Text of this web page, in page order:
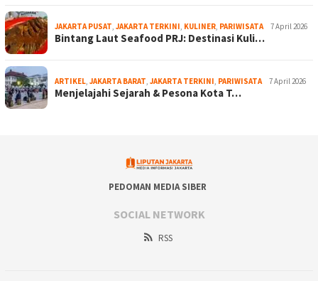
JAKARTA PUSAT, JAKARTA TERKINI, KULINER, PARIWISATA 7 April 2026
Bintang Laut Seafood PRJ: Destinasi Kuli…
ARTIKEL, JAKARTA BARAT, JAKARTA TERKINI, PARIWISATA 7 April 2026
Menjelajahi Sejarah & Pesona Kota T…
PEDOMAN MEDIA SIBER
SOCIAL NETWORK
RSS